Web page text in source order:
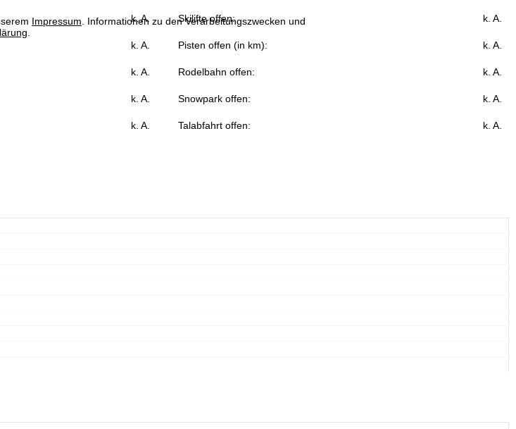
Impressum. Informationen zu den Verarbeitungszwecken und
.
k. A. Skilifte offen: k. A.
k. A. Pisten offen (in km): k. A.
k. A. Rodelbahn offen: k. A.
k. A. Snowpark offen: k. A.
k. A. Talabfahrt offen: k. A.